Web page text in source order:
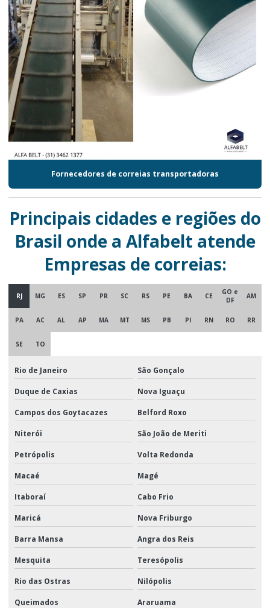
Fornecedores de correias transportadoras
Principais cidades e regiões do
Brasil onde a Alfabelt atende
Empresas de correias:
RJ MG ES SP PR SC RS PE BA CE
GO e
DF
AM
PA AC AL AP MA MT MS PB PI RN RO RR
SE TO
Rio de Janeiro São Gonçalo
Duque de Caxias Nova Iguaçu
Campos dos Goytacazes Belford Roxo
Niterói São João de Meriti
Petrópolis Volta Redonda
Macaé Magé
Itaboraí Cabo Frio
Maricá Nova Friburgo
Barra Mansa Angra dos Reis
Mesquita Teresópolis
Rio das Ostras Nilópolis
Queimados Araruama